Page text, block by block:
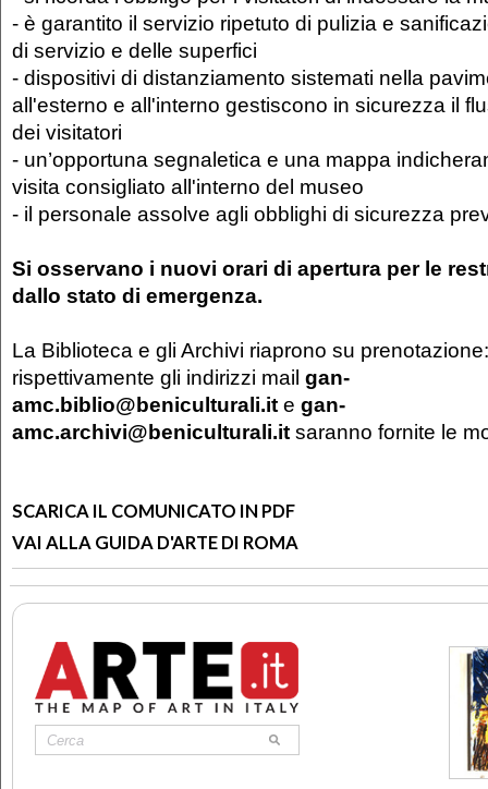
- è garantito il servizio ripetuto di pulizia e
di servizio e delle superfici
- dispositivi di distanziamento sistemati nella
all'esterno e all'interno gestiscono in sicurezza il
dei visitatori
- un’opportuna segnaletica e una mappa
visita consigliato all'interno del museo
- il personale assolve agli obblighi di sicurezza
Si osservano i nuovi orari di apertura per le
dallo stato di emergenza.
La Biblioteca e gli Archivi riaprono su
rispettivamente gli indirizzi mail gan-
amc.biblio@beniculturali.it e gan-
amc.archivi@beniculturali.it saranno fornite le
SCARICA IL COMUNICATO IN PDF
VAI ALLA GUIDA D'ARTE DI ROMA